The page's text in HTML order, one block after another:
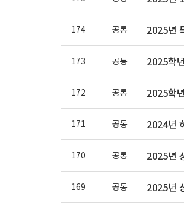
174 공통 2025년
173 공통 2025학
172 공통 2025학
171 공통 2024년
170 공통 2025년
169 공통 2025년